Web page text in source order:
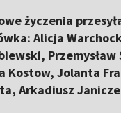
życzenia
Alicja
Kostow, Jolanta
Arkadiusz